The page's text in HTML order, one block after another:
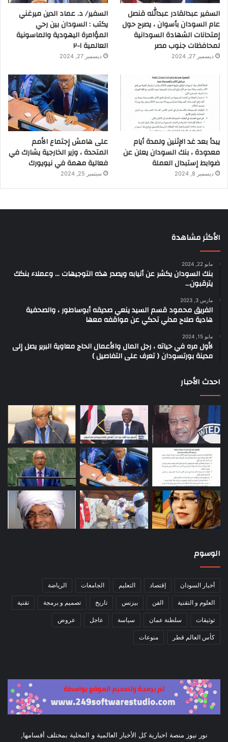
السفير عبدالقادر عبدالله قنصل
عام السودان بأسوان ، يصرح حول
إمتحانات الشهادة السودانية
لمحافظات جنوب مصر
ديسمبر 27, 2024
السفير/ د. عماد الدين ميرغني
يكتب : السودان بين رحي
المؤامرة اليهودية والماسونية
العالمية ١-٢
ديسمبر 27, 2024
يبدأ بعد غد الإثنين ولمدة أيام
معدودة ، بنك السودان يعلن عن
ضوابط إستبدال العملة
ديسمبر 8, 2024
على هامش إجتماع الأمم
المتحدة ، وزير الخارجية يشارك في
فعالية مهمة في نيويورك
سبتمبر 25, 2024
الأكثر مشاهدة
مايو 22, 2024
بنك السودان يكشر عن أنيابه ويصدر هذه التوجيهات … وعملاء بنكك
يترقبون…
مارس 3, 2023
الفريق محمود قسم السيد ينعي صديقه أبوساطور ، والصحفية
هادية صلاح مدني تحكي عن مواقفه معها
مايو 15, 2024
لأول مره في حياته ، رجل المال والأعمال الحاج معاوية البرير يصل إلى
مدينة بورتسودان ( تعرف على التفاصيل )
احدث الأحبار
الوسوم
أخبار السودان إقتصاد التعليم الجامعات الرياضة
العلوم و التقنية الفن بيزنس تاريخ تصميم و برمجة تقنية
توثيقات سلطنة عمان سياسة عاجل عروض
كأس العالم قطر منوعات
نور نيوز منصة اخبارية كل الأخبار العالمية و المحلية بمختلف أقسامها,